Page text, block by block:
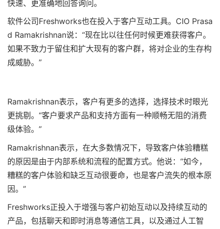
快速、更准确地回答询问。
软件公司Freshworks也在投入于客户互动工具。CIO Prasa
d Ramakrishnan说：“现在比以往任何时候更难获得客户。
如果不致力于留住和扩大现有的客户群，将对企业的生存构
成威胁。”
Ramakrishnan表示，客户有更多的选择，选择技术时眼光
更挑剔。“客户要求产品和支持方面有一种顺畅无阻的消费
级体验。”
Ramakrishnan表示，在大多数情况下，导致客户体验糟糕
的原因是由于内部系统和流程的配置方式。他说：“如今，
糟糕的客户体验和缺乏互动很要命，也是客户流失的根本原
因。”
Freshworks正投入于增强与客户初始互动以及持续互动的
产品，包括聊天和即时消息等通信工具，以及通过人工智